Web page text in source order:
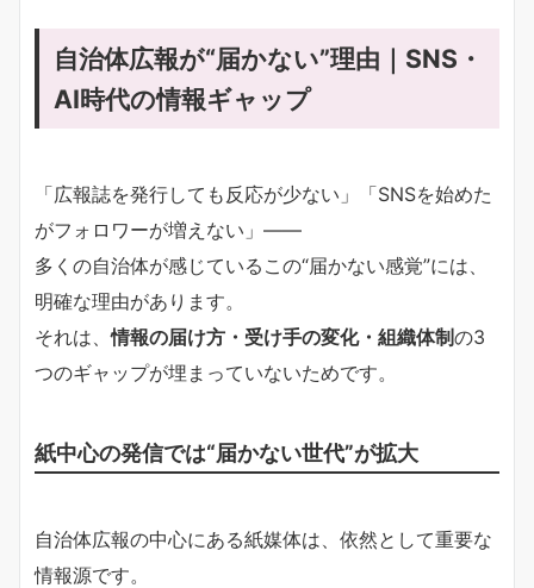
自治体広報が“届かない”理由｜SNS・
AI時代の情報ギャップ
「広報誌を発行しても反応が少ない」「SNSを始めた
がフォロワーが増えない」――
多くの自治体が感じているこの“届かない感覚”には、
明確な理由があります。
それは、情報の届け方・受け手の変化・組織体制の3
つのギャップが埋まっていないためです。
紙中心の発信では“届かない世代”が拡大
自治体広報の中心にある紙媒体は、依然として重要な
情報源です。